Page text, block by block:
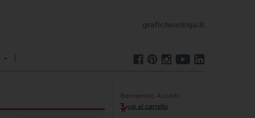
graficheantiga.it
Benvenuto Accedi!
vai al carrello